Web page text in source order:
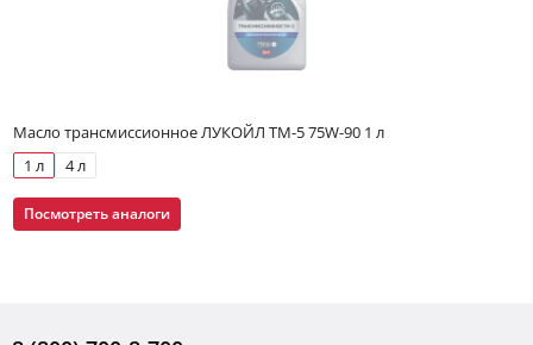
Масло трансмиссионное ЛУКОЙЛ ТМ-5 75W-90 1 л
1 л
4 л
Посмотреть аналоги